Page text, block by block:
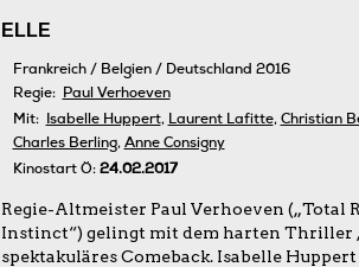
ELLE
Frankreich / Belgien / Deutschland 2016
Regie:Paul Verhoeven
Mit: Isabelle Huppert,Laurent Lafitte,Christian
Charles Berling,Anne Consigny
Kinostart Ö: 24.02.2017
Regie-Altmeister Paul Verhoeven („Total
Instinct“) gelingt mit dem harten Thriller
spektakuläres Comeback. Isabelle